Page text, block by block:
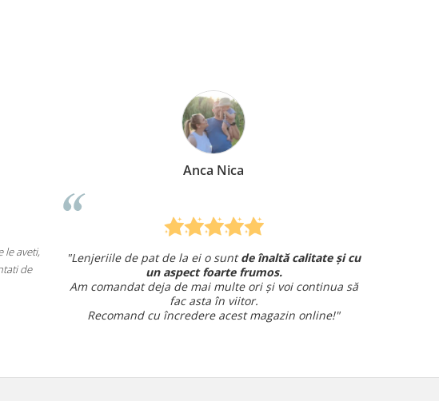
le aveti,
de
Anca Nica
"Lenjeriile de pat de la ei o suntde înaltă calitate și cu
un aspect foarte frumos.
Am comandat deja de mai multe ori și voi continua să
fac asta în viitor.
Recomand cu încredere acest magazin online!"